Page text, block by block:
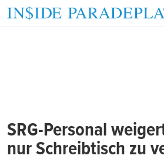
SRG-Personal
nur Schreibtisch zu